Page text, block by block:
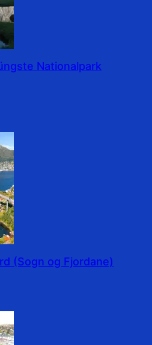
Nationalpark
(Sogn og Fjordane)